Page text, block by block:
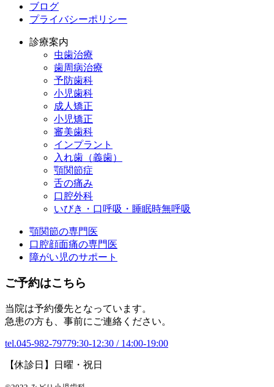
ブログ
プライバシーポリシー
診療案内
虫歯治療
歯周病治療
予防歯科
小児歯科
成人矯正
小児矯正
審美歯科
インプラント
入れ歯（義歯）
顎関節症
舌の痛み
口腔外科
いびき・口呼吸・睡眠時無呼吸
顎関節の専門医
口腔顔面痛の専門医
障がい児のサポート
ご予約はこちら
当院は予約優先となっています。
急患の方も、事前にご連絡ください。
tel.045-982-79779:30-12:30 / 14:00-19:00
【休診日】日曜・祝日